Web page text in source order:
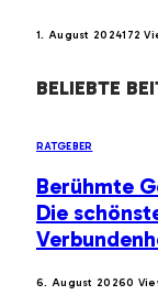
1. August 2024172
BELIEBTE
RATGEBER
Berühmte
Die
6. August 20260